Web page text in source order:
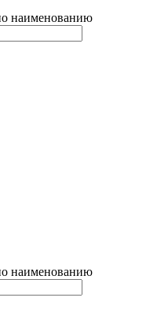
наименованию
наименованию